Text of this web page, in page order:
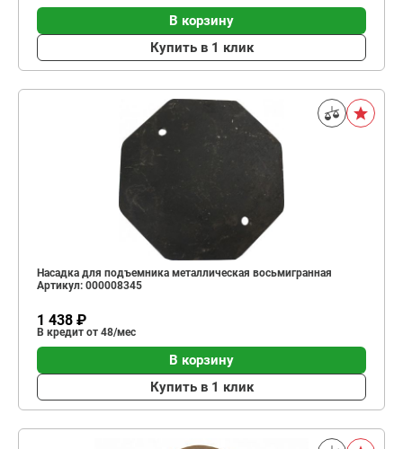
В корзину
Купить в 1 клик
Насадка для подъемника металлическая восьмигранная
Артикул: 000008345
1 438 ₽
В кредит от 48/мес
В корзину
Купить в 1 клик